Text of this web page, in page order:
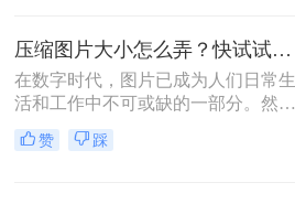
压缩图片大小怎么弄？快试试这3个压缩方法！
在数字时代，图片已成为人们日常生
活和工作中不可或缺的一部分。然
而，有时我们遇到的图片文件过大，
不仅占用存储空间，还影响上传和分
赞 踩